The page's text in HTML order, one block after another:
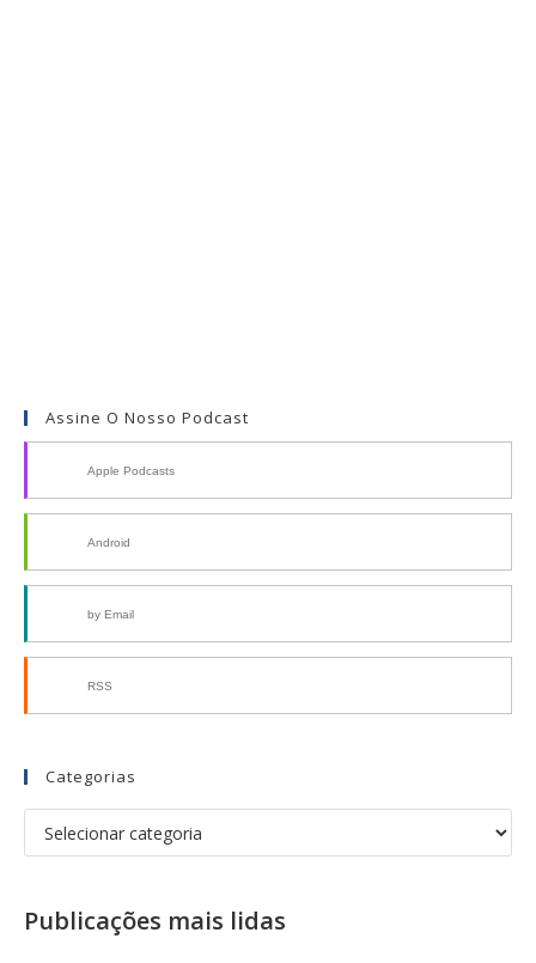
Assine O Nosso Podcast
Apple Podcasts
Android
by Email
RSS
Categorias
Publicações mais lidas